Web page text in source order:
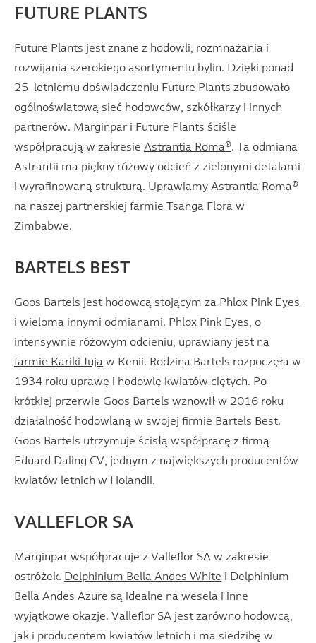
FUTURE PLANTS
Future Plants jest znane z hodowli, rozmnażania i
rozwijania szerokiego asortymentu bylin. Dzięki ponad
25-letniemu doświadczeniu Future Plants zbudowało
ogólnoświatową sieć hodowców, szkółkarzy i innych
partnerów. Marginpar i Future Plants ściśle
współpracują w zakresie Astrantia Roma®. Ta odmiana
Astrantii ma piękny różowy odcień z zielonymi detalami
i wyrafinowaną strukturą. Uprawiamy Astrantia Roma®
na naszej partnerskiej farmie Tsanga Flora w
Zimbabwe.
BARTELS BEST
Goos Bartels jest hodowcą stojącym za Phlox Pink Eyes
i wieloma innymi odmianami. Phlox Pink Eyes, o
intensywnie różowym odcieniu, uprawiany jest na
farmie Kariki Juja w Kenii. Rodzina Bartels rozpoczęła w
1934 roku uprawę i hodowlę kwiatów ciętych. Po
krótkiej przerwie Goos Bartels wznowił w 2016 roku
działalność hodowlaną w swojej firmie Bartels Best.
Goos Bartels utrzymuje ścisłą współpracę z firmą
Eduard Daling CV, jednym z największych producentów
kwiatów letnich w Holandii.
VALLEFLOR SA
Marginpar współpracuje z Valleflor SA w zakresie
ostróżek. Delphinium Bella Andes White i Delphinium
Bella Andes Azure są idealne na wesela i inne
wyjątkowe okazje. Valleflor SA jest zarówno hodowcą,
jak i producentem kwiatów letnich i ma siedzibę w